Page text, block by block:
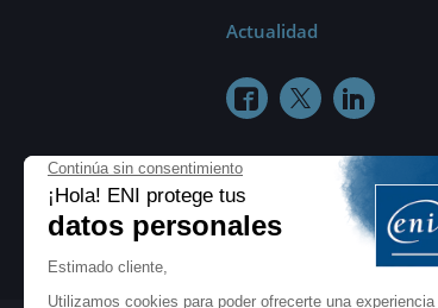
Actualidad
  